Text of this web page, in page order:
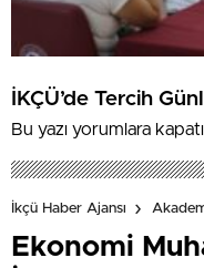
İKÇÜ’de Tercih
Bu yazı yorumlara
İkçü Haber Ajansı
Ekonomi